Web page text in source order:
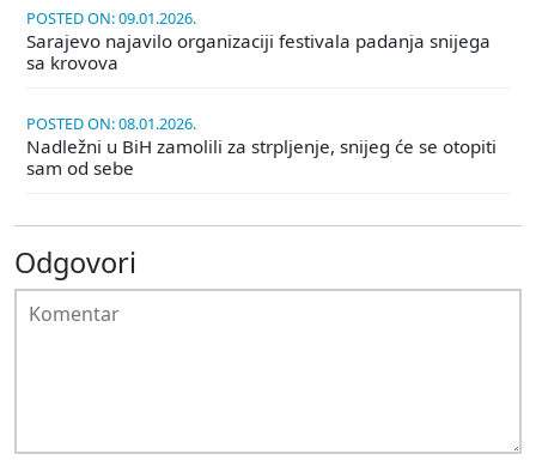
POSTED ON: 09.01.2026.
Sarajevo najavilo organizaciji festivala padanja snijega
sa krovova
POSTED ON: 08.01.2026.
Nadležni u BiH zamolili za strpljenje, snijeg će se otopiti
sam od sebe
Odgovori